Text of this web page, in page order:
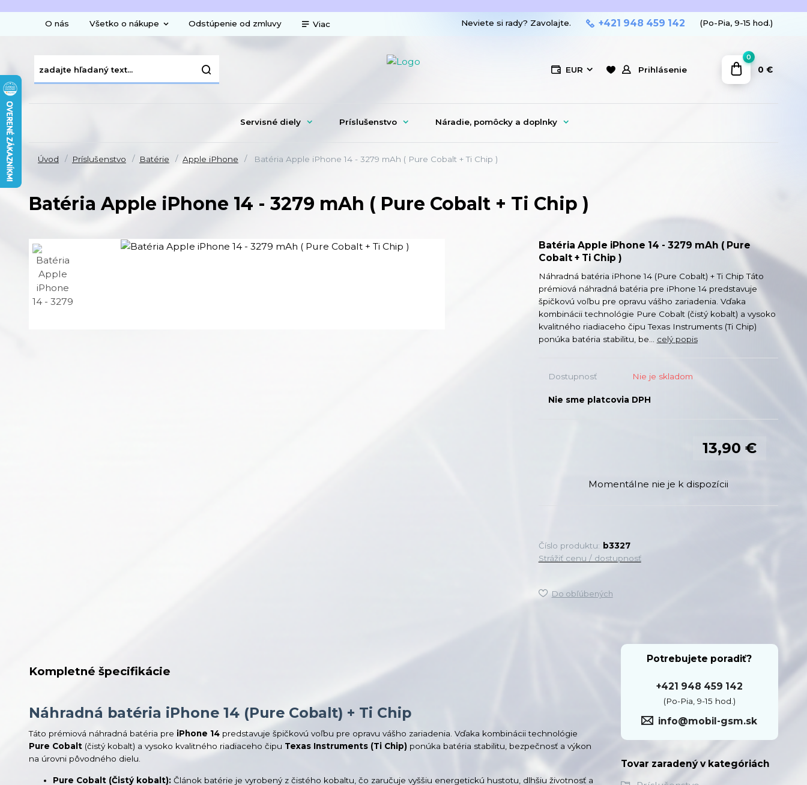
O nás Všetko o nákupe Odstúpenie od zmluvy Viac
EUR Prihlásenie
Neviete si rady? Zavolajte. +421 948 459 142 (Po-Pia, 9-15 hod.)
0
0 €
Servisné diely Príslušenstvo Náradie, pomôcky a doplnky
Úvod Príslušenstvo Batérie Apple iPhone Batéria Apple iPhone 14 - 3279 mAh ( Pure Cobalt + Ti Chip )
Batéria Apple iPhone 14 - 3279 mAh ( Pure Cobalt + Ti Chip )
Batéria Apple iPhone 14 - 3279 mAh ( Pure
Cobalt + Ti Chip )
Náhradná batéria iPhone 14 (Pure Cobalt) + Ti Chip Táto
prémiová náhradná batéria pre iPhone 14 predstavuje
špičkovú voľbu pre opravu vášho zariadenia. Vďaka
kombinácii technológie Pure Cobalt (čistý kobalt) a vysoko
kvalitného riadiaceho čipu Texas Instruments (Ti Chip)
ponúka batéria stabilitu, be... celý popis
Dostupnosť Nie je skladom
Nie sme platcovia DPH
13,90 €
Momentálne nie je k dispozícii
Číslo produktu: b3327
Strážiť cenu / dostupnosť
Do obľúbených
Kompletné špecifikácie
Náhradná batéria iPhone 14 (Pure Cobalt) + Ti Chip
Táto prémiová náhradná batéria pre iPhone 14 predstavuje špičkovú voľbu pre opravu vášho zariadenia. Vďaka kombinácii technológie
Pure Cobalt (čistý kobalt) a vysoko kvalitného riadiaceho čipu Texas Instruments (Ti Chip) ponúka batéria stabilitu, bezpečnosť a výkon
na úrovni pôvodného dielu.
Pure Cobalt (Čistý kobalt): Článok batérie je vyrobený z čistého kobaltu, čo zaručuje vyššiu energetickú hustotu, dlhšiu životnosť a
Potrebujete poradiť?
+421 948 459 142
(Po-Pia, 9-15 hod.)
info@mobil-gsm.sk
Tovar zaradený v kategóriách